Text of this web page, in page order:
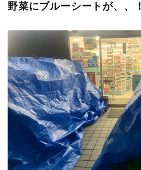
野菜にブルーシートが、、！